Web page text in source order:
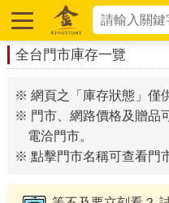
全台門市庫存一覽
※ 網頁之「庫存狀態」僅
※ 門市、網路價格及贈品
電洽門市。
※ 點擊門市名稱可查看門